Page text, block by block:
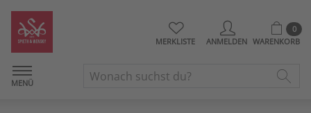
MERKLISTE ANMELDEN
0
WARENKORB
MENÜ